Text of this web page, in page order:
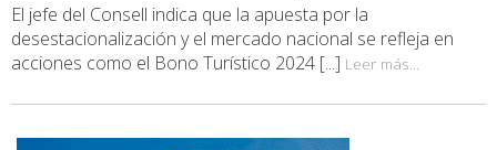
El jefe del Consell indica que la apuesta por la
desestacionalización y el mercado nacional se refleja en
acciones como el Bono Turístico 2024 [...] Leer más...